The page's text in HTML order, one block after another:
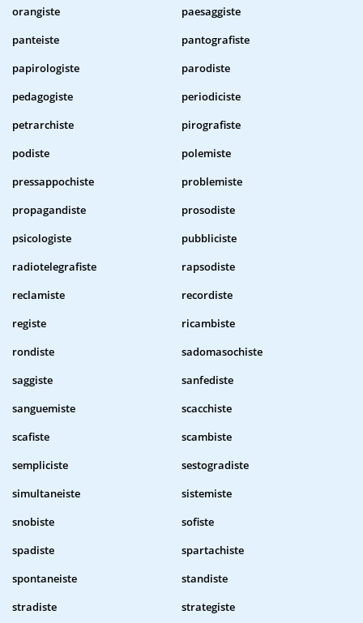
orangiste
paesaggiste
panteiste
pantografiste
papirologiste
parodiste
pedagogiste
periodiciste
petrarchiste
pirografiste
podiste
polemiste
pressappochiste
problemiste
propagandiste
prosodiste
psicologiste
pubbliciste
radiotelegrafiste
rapsodiste
reclamiste
recordiste
registe
ricambiste
rondiste
sadomasochiste
saggiste
sanfediste
sanguemiste
scacchiste
scafiste
scambiste
sempliciste
sestogradiste
simultaneiste
sistemiste
snobiste
sofiste
spadiste
spartachiste
spontaneiste
standiste
stradiste
strategiste